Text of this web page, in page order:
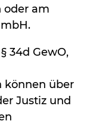
oder am
34d GewO,
können über
Justiz und